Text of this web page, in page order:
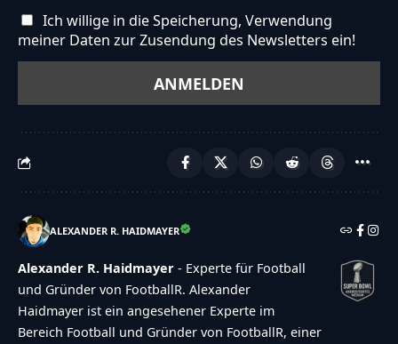
Ich willige in die Speicherung, Verwendung
meiner Daten zur Zusendung des Newsletters ein!
ALEXANDER R. HAIDMAYER
Alexander R. Haidmayer - Experte für Football
und Gründer von FootballR. Alexander
Haidmayer ist ein angesehener Experte im
Bereich Football und Gründer von FootballR, einer